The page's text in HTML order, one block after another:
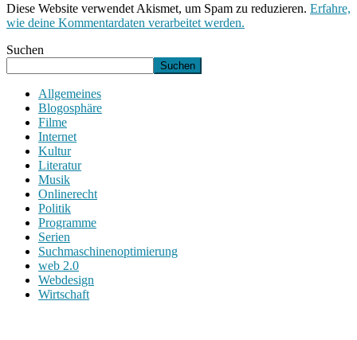
Diese Website verwendet Akismet, um Spam zu reduzieren. Erfahre,
wie deine Kommentardaten verarbeitet werden.
Suchen
Suchen
Allgemeines
Blogosphäre
Filme
Internet
Kultur
Literatur
Musik
Onlinerecht
Politik
Programme
Serien
Suchmaschinenoptimierung
web 2.0
Webdesign
Wirtschaft